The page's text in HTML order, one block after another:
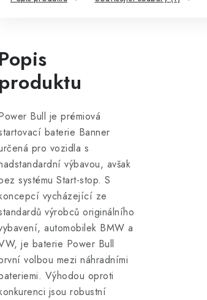
Popis
produktu
Bull je prémiová
baterie Banner
pro vozidla s
výbavou, avšak
systému Start-stop. S
vycházející ze
výrobců originálního
automobilek BMW a
je baterie Power Bull
volbou mezi náhradními
Výhodou oproti
jsou robustní